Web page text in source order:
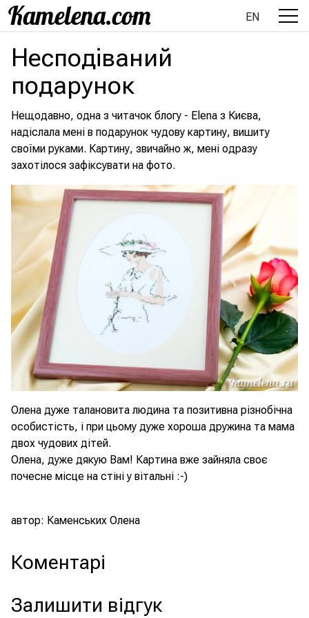
EN
Несподіваний
подарунок
Нещодавно, одна з читачок блогу - Elena з Києва,
надіслала мені в подарунок чудову картину, вишиту
своїми руками. Картину, звичайно ж, мені одразу
захотілося зафіксувати на фото.
Олена дуже талановита людина та позитивна різнобічна
особистість, і при цьому дуже хороша дружина та мама
двох чудових дітей.
Олена, дуже дякую Вам! Картина вже зайняла своє
почесне місце на стіні у вітальні :-)
автор: Каменських Олена
Коментарі
Залишити відгук